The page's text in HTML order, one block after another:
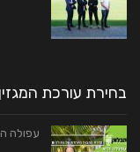
בחירת עורכת המגזין
עפולה